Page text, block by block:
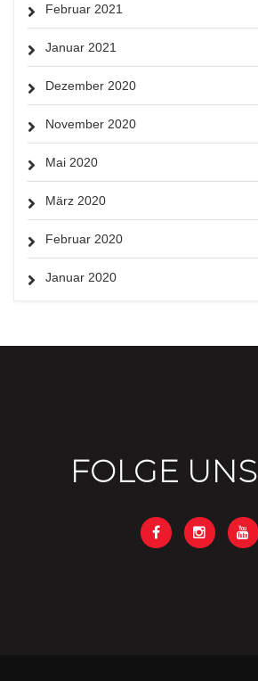
Februar 2021
Januar 2021
Dezember 2020
November 2020
Mai 2020
März 2020
Februar 2020
Januar 2020
FOLGE